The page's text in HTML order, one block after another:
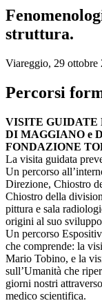
struttura.
Viareggio, 29 ottobre
Percorsi
VISITE GUIDATE
DI MAGGIANO e
FONDAZIONE
La visita guidata
Un percorso
Direzione, Chiostro
Chiostro della
pittura e sala
origini al suo
Un percorso
che comprende: la
Mario Tobino, e la
sull’Umanità che
giorni nostri
medico scientifica.